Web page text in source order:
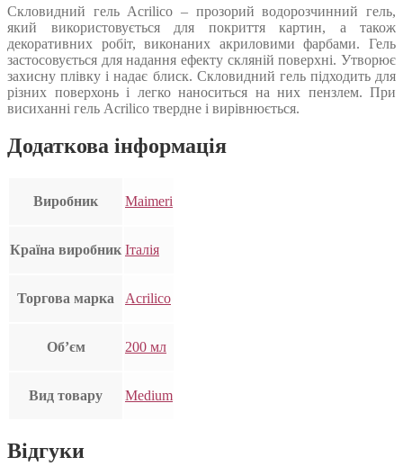
Скловидний гель Acrilico – прозорий водорозчинний гель,
який використовується для покриття картин, а також
декоративних робіт, виконаних акриловими фарбами. Гель
застосовується для надання ефекту скляній поверхні. Утворює
захисну плівку і надає блиск. Скловидний гель підходить для
різних поверхонь і легко наноситься на них пензлем. При
висиханні гель Acrilico твердне і вирівнюється.
Додаткова інформація
Виробник Maimeri
Країна виробник Італія
Торгова марка Acrilico
Об’єм 200 мл
Вид товару Medium
Відгуки